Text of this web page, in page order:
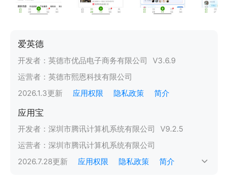
爱英德
开发者： 英德市优品电子商务有限公司 V3.6.9
运营者： 英德市熙恩科技有限公司
2026.1.3更新 应用权限 隐私政策 简介
应用宝
开发者： 深圳市腾讯计算机系统有限公司 V9.2.5
运营者： 深圳市腾讯计算机系统有限公司
2026.7.28更新 应用权限 隐私政策 简介